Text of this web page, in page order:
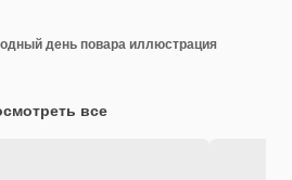
день повара иллюстрация
все